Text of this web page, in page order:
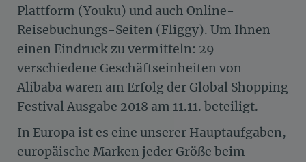
Plattform (Youku) und auch Online-
Reisebuchungs-Seiten (Fliggy). Um Ihnen
einen Eindruck zu vermitteln: 29
verschiedene Geschäftseinheiten von
Alibaba waren am Erfolg der Global Shopping
Festival Ausgabe 2018 am 11.11. beteiligt.
In Europa ist es eine unserer Hauptaufgaben,
europäische Marken jeder Größe beim